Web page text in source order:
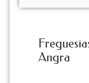
Angra